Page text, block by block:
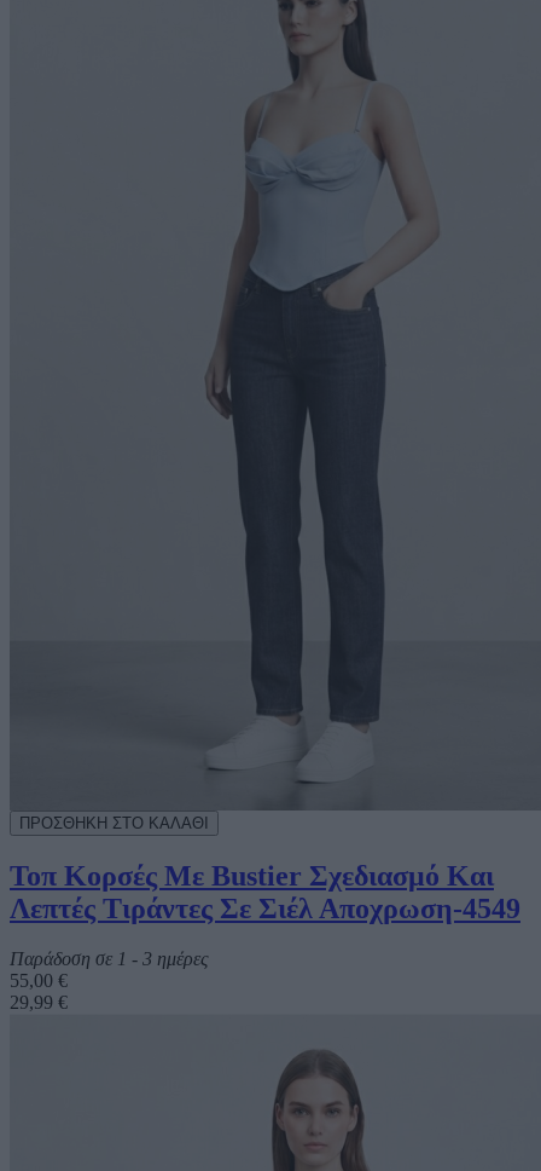
Τοπ Κορσές Με Bustier Σχεδιασμό Και
Λεπτές Τιράντες Σε Σιέλ Αποχρωση-4549
Παράδοση σε 1 - 3 ημέρες
55,00 €
29,99 €